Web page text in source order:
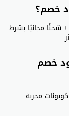
خصم؟
شحنًا مجانيًا بشرط
خصم
مجربة